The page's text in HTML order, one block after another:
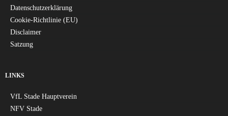
Datenschutzerklärung
Cookie-Richtlinie (EU)
Disclaimer
Satzung
LINKS
VfL Stade Hauptverein
NFV Stade